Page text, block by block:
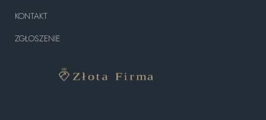
KONTAKT
ZGŁOSZENIE